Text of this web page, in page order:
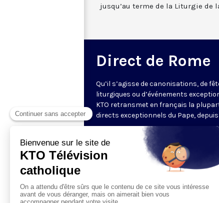
jusqu’au terme de la Liturgie de
Direct de Rome
Qu’il s’agisse de canonisations, de
liturgiques ou d’événements
KTO retransmet en français la
directs exceptionnels du Pape, depuis
Visiter la page de l'émission